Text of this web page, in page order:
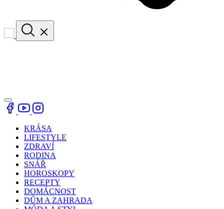
KRÁSA
LIFESTYLE
ZDRAVÍ
RODINA
SNÁŘ
HOROSKOPY
RECEPTY
DOMÁCNOST
DŮM A ZAHRADA